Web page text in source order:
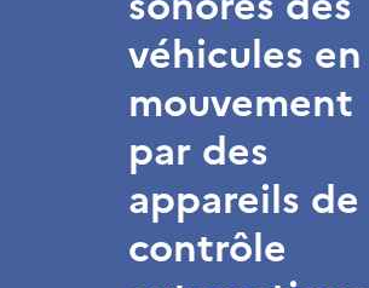
véhicules en
mouvement
par des
appareils de
contrôle